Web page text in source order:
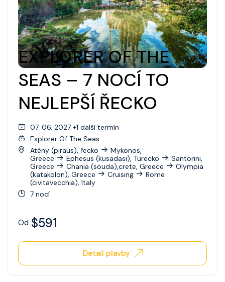
EXPLORER OF THE
SEAS – 7 NOCÍ TO
NEJLEPŠÍ ŘECKO
07. 06. 2027 +1 další termín
Explorer Of The Seas
Atény (piraus), řecko
Mykonos,
Greece
Ephesus (kusadasi), Turecko
Santorini,
Greece
Chania (souda),crete, Greece
Olympia
(katakolon), Greece
Cruising
Rome
(civitavecchia), Italy
7 nocí
Od $591
Detail plavby